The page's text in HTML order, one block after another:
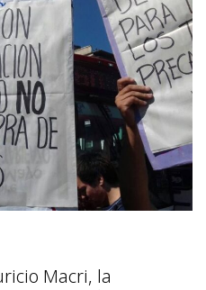
Macri, la